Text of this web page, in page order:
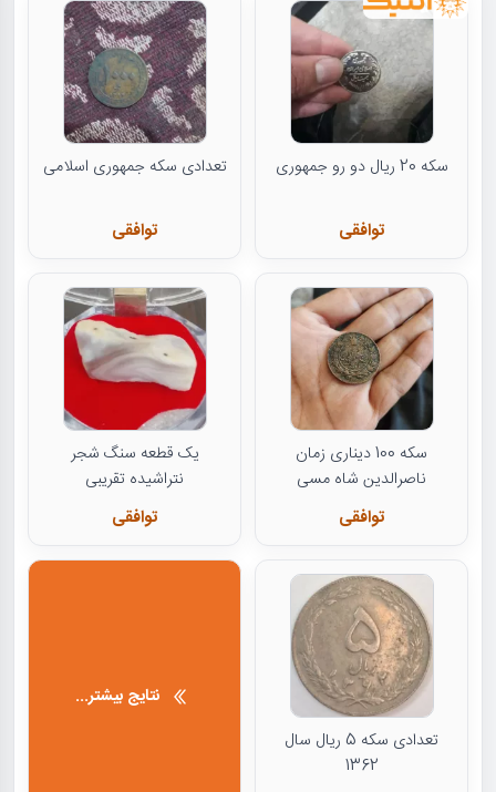
سکه 20 ریال دو رو جمهوری
توافقی
تعدادی سکه جمهوری اسلامی
توافقی
سکه 100 دیناری زمان
ناصرالدین شاه مسی
توافقی
یک قطعه سنگ شجر
نتراشیده تقریبی
توافقی
تعدادی سکه 5 ریال سال
1362
نتایج بیشتر...